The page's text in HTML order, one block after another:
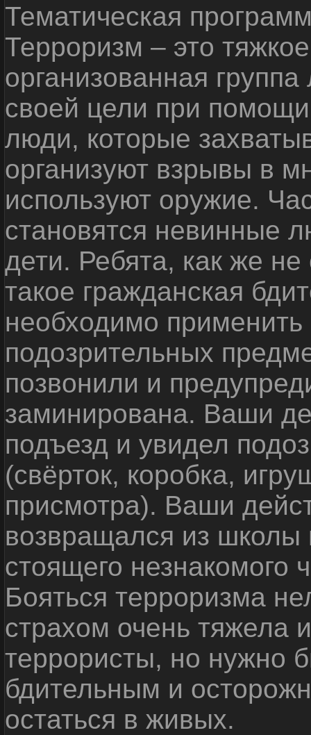
Тематическая
Терроризм – это
организованная
своей цели при
люди, которые
организуют взрывы в
используют оружие.
становятся невинные
дети. Ребята, как же не
такое гражданская
необходимо
подозрительных
позвонили и
заминирована. Ваши
подъезд и увидел
(свёрток, коробка,
присмотра). Ваши
возвращался из школы
стоящего незнакомого
Бояться терроризма
страхом очень тяжела
террористы, но нужно
бдительным и
остаться в живых.